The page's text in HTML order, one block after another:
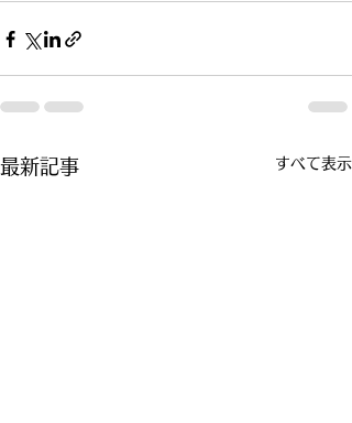
最新記事 すべて表示